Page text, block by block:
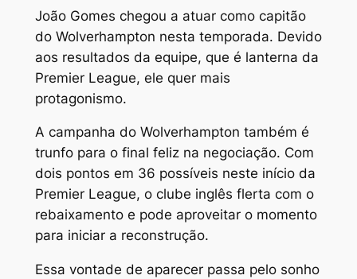
João Gomes chegou a atuar como capitão
do Wolverhampton nesta temporada. Devido
aos resultados da equipe, que é lanterna da
Premier League, ele quer mais
protagonismo.
A campanha do Wolverhampton também é
trunfo para o final feliz na negociação. Com
dois pontos em 36 possíveis neste início da
Premier League, o clube inglês flerta com o
rebaixamento e pode aproveitar o momento
para iniciar a reconstrução.
Essa vontade de aparecer passa pelo sonho